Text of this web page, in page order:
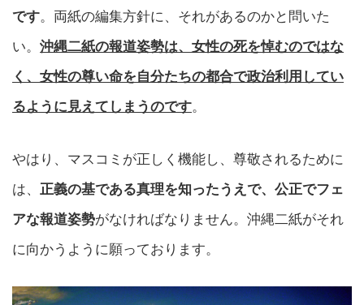
です。両紙の編集方針に、それがあるのかと問いた
い。 沖縄二紙の報道姿勢は、女性の死を悼むのではな
く、女性の尊い命を自分たちの都合で政治利用してい
るように見えてしまうのです。
やはり、マスコミが正しく機能し、尊敬されるために
は、 正義の基である真理を知ったうえで、公正でフェ
アな報道姿勢がなければなりません。沖縄二紙がそれ
に向かうように願っております。